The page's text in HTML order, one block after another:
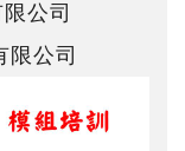
公司
公司